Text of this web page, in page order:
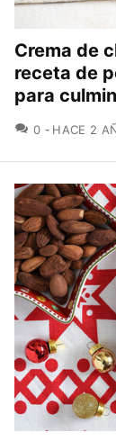
Crema de
receta de
para
0 HACE 2